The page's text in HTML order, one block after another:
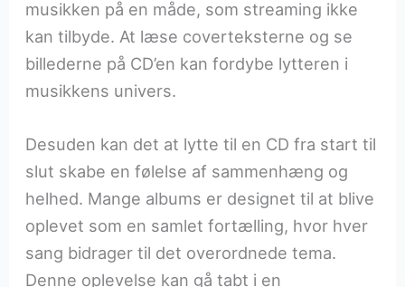
musikken på en måde, som streaming ikke
kan tilbyde. At læse coverteksterne og se
billederne på CD’en kan fordybe lytteren i
musikkens univers.
Desuden kan det at lytte til en CD fra start til
slut skabe en følelse af sammenhæng og
helhed. Mange albums er designet til at blive
oplevet som en samlet fortælling, hvor hver
sang bidrager til det overordnede tema.
Denne oplevelse kan gå tabt i en